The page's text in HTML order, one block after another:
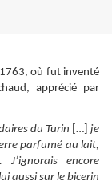
où fut inventé
apprécié par
du Turin […]je
parfumé au lait,
encore
aussi sur le bicerin